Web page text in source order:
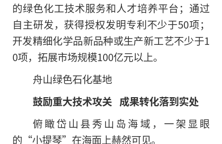
的绿色化工技术服务和人才培养平台；通过
自主研发，获得授权发明专利不少于50项；
开发精细化学品新品种或生产新工艺不少于1
0项，拓展市场规模100亿元以上。
舟山绿色石化基地
鼓励重大技术攻关 成果转化落到实处
俯瞰岱山县秀山岛海域，一架显眼
的“小提琴”在海面上赫然可见。